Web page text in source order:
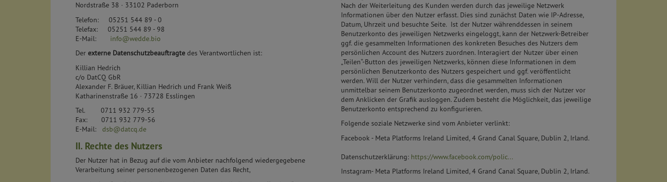
Nordstraße 38 · 33102 Paderborn
Telefon: 05251 544 89 - 0
Telefax: 05251 544 89 - 98
E-Mail: info@wedde.bio
Der externe Datenschutzbeauftragte des Verantwortlichen ist:
Killian Hedrich
c/o DatCQ GbR
Alexander F. Bräuer, Killian Hedrich und Frank Weiß
Katharinenstraße 16 · 73728 Esslingen
Tel. 0711 932 779-55
Fax: 0711 932 779-56
E-Mail: dsb@datcq.de
II. Rechte des Nutzers
Der Nutzer hat in Bezug auf die vom Anbieter nachfolgend wiedergegebene
Verarbeitung seiner personenbezogenen Daten das Recht,
Nach der Weiterleitung des Kunden werden durch das jeweilige Netzwerk
Informationen über den Nutzer erfasst. Dies sind zunächst Daten wie IP-Adresse,
Datum, Uhrzeit und besuchte Seite. Ist der Nutzer währenddessen in seinem
Benutzerkonto des jeweiligen Netzwerks eingeloggt, kann der Netzwerk-Betreiber
ggf. die gesammelten Informationen des konkreten Besuches des Nutzers dem
persönlichen Account des Nutzers zuordnen. Interagiert der Nutzer über einen
„Teilen“-Button des jeweiligen Netzwerks, können diese Informationen in dem
persönlichen Benutzerkonto des Nutzers gespeichert und ggf. veröffentlicht
werden. Will der Nutzer verhindern, dass die gesammelten Informationen
unmittelbar seinem Benutzerkonto zugeordnet werden, muss sich der Nutzer vor
dem Anklicken der Grafik ausloggen. Zudem besteht die Möglichkeit, das jeweilige
Benutzerkonto entsprechend zu konfigurieren.
Folgende soziale Netzwerke sind vom Anbieter verlinkt:
Facebook - Meta Platforms Ireland Limited, 4 Grand Canal Square, Dublin 2, Irland.
Datenschutzerklärung: https://www.facebook.com/polic...
Instagram- Meta Platforms Ireland Limited, 4 Grand Canal Square, Dublin 2, Irland.